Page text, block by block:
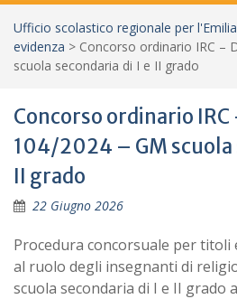
Ufficio scolastico regionale per
evidenza > Concorso ordinario IRC –
scuola secondaria di I e II grado
Concorso ordinario IRC
104/2024 – GM scuola
II grado
22 Giugno 2026
Procedura concorsuale per titoli
al ruolo degli insegnanti di
scuola secondaria di I e II grado